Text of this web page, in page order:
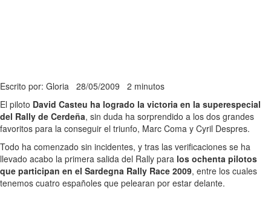
Escrito por: Gloria 28/05/2009 2 minutos
El piloto David Casteu ha logrado la victoria en la superespecial
del Rally de Cerdeña, sin duda ha sorprendido a los dos grandes
favoritos para la conseguir el triunfo, Marc Coma y Cyril Despres.
Todo ha comenzado sin incidentes, y tras las verificaciones se ha
llevado acabo la primera salida del Rally para los ochenta pilotos
que participan en el Sardegna Rally Race 2009, entre los cuales
tenemos cuatro españoles que pelearan por estar delante.